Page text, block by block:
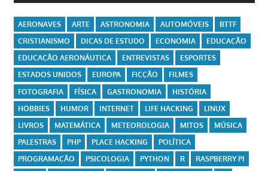
AERONAVES ARTE ASTRONOMIA AUTOMÓVEIS
BTTF
CRISTIANISMO
DICAS DE ESTUDO ECONOMIA
EDUCAÇÃO
EDUCAÇÃO AERONÁUTICA
ENTREVISTAS
ESPORTES
ESTADOS UNIDOS
EUROPA FICÇÃO
FILMES
FOTOGRAFIA
FÍSICA GASTRONOMIA
HISTÓRIA
HOBBIES
HUMOR INTERNET LIFE HACKING
LINUX
LIVROS
MATEMÁTICA METEOROLOGIA MITOS
MÚSICA
PALESTRAS
PHP PLACE HACKING
POLÍTICA
PROGRAMAÇÃO
PSICOLOGIA PYTHON R
RASPBERRY PI